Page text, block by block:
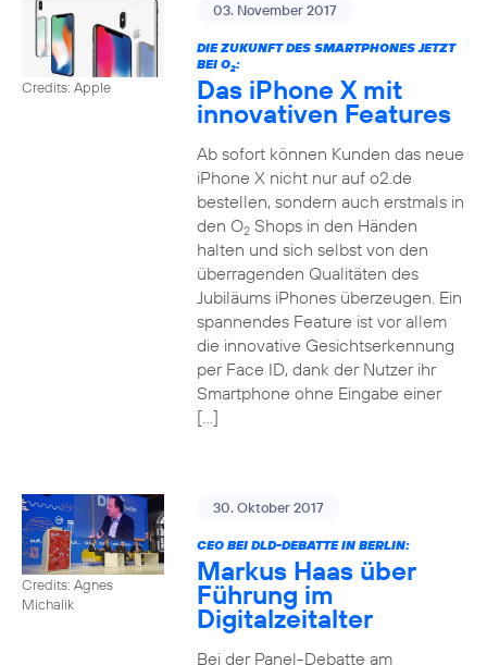
Credits: Apple
03. November 2017
DIE ZUKUNFT DES SMARTPHONES JETZT
BEI O2:
Das iPhone X mit
innovativen Features
Ab sofort können Kunden das neue
iPhone X nicht nur auf o2.de
bestellen, sondern auch erstmals in
den O2Shops in den Händen
halten und sich selbst von den
überragenden Qualitäten des
Jubiläums iPhones überzeugen. Ein
spannendes Feature ist vor allem
die innovative Gesichtserkennung
per Face ID, dank der Nutzer ihr
Smartphone ohne Eingabe einer
[…]
Credits: Agnes
Michalik
30. Oktober 2017
CEO BEI DLD-DEBATTE IN BERLIN:
Markus Haas über
Führung im
Digitalzeitalter
Bei der Panel-Debatte am